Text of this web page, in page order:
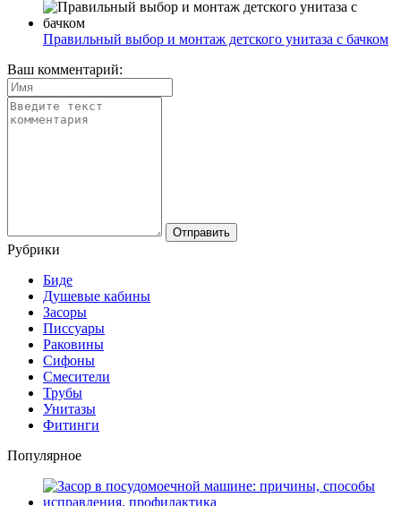
Правильный выбор и монтаж детского унитаза с бачком
Ваш комментарий:
Рубрики
Биде
Душевые кабины
Засоры
Писсуары
Раковины
Сифоны
Смесители
Трубы
Унитазы
Фитинги
Популярное